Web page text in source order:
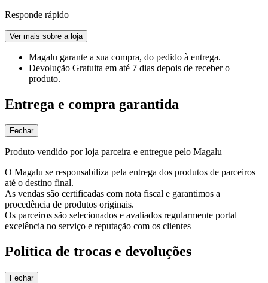
Responde rápido
Ver mais sobre a loja
Magalu garante a sua compra, do pedido à entrega.
Devolução Gratuita em até 7 dias depois de receber o
produto.
Entrega e compra garantida
Fechar
Produto vendido por loja parceira e entregue pelo Magalu
O Magalu se responsabiliza pela entrega dos produtos de parceiros
até o destino final.
As vendas são certificadas com nota fiscal e garantimos a
procedência de produtos originais.
Os parceiros são selecionados e avaliados regularmente portal
excelência no serviço e reputação com os clientes
Política de trocas e devoluções
Fechar